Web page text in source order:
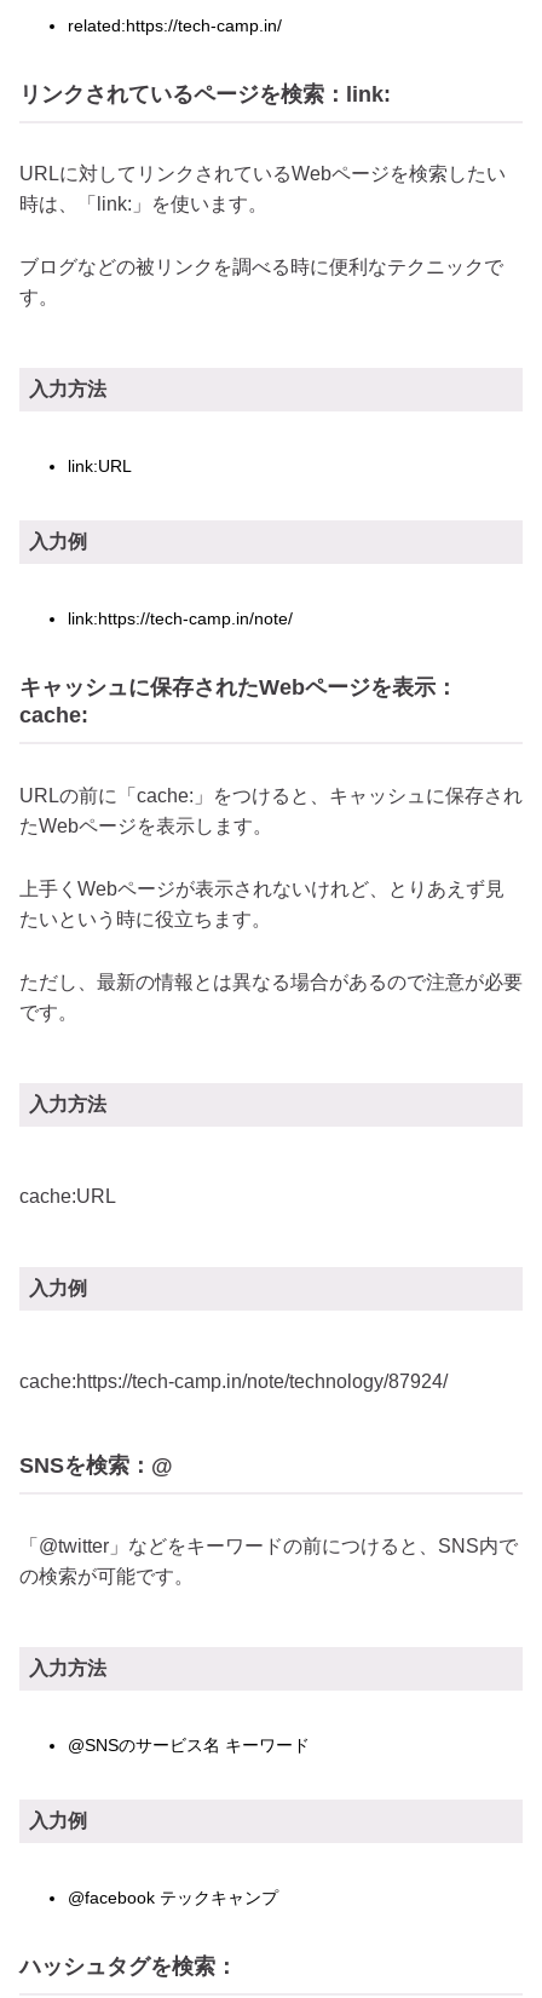
related:https://tech-camp.in/
リンクされているページを検索：link:
URLに対してリンクされているWebページを検索したい
時は、「link:」を使います。
ブログなどの被リンクを調べる時に便利なテクニックで
す。
入力方法
link:URL
入力例
link:https://tech-camp.in/note/
キャッシュに保存されたWebページを表示：
cache:
URLの前に「cache:」をつけると、キャッシュに保存され
たWebページを表示します。
上手くWebページが表示されないけれど、とりあえず見
たいという時に役立ちます。
ただし、最新の情報とは異なる場合があるので注意が必要
です。
入力方法
cache:URL
入力例
cache:https://tech-camp.in/note/technology/87924/
SNSを検索：@
「@twitter」などをキーワードの前につけると、SNS内で
の検索が可能です。
入力方法
@SNSのサービス名 キーワード
入力例
@facebook テックキャンプ
ハッシュタグを検索：